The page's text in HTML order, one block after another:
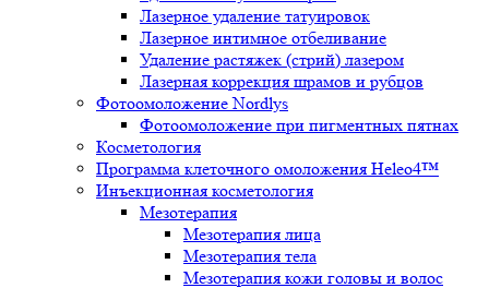
Лазерное удаление татуировок
Лазерное интимное отбеливание
Удаление растяжек (стрий) лазером
Лазерная коррекция шрамов и рубцов
Фотоомоложение Nordlys
Фотоомоложение при пигментных пятнах
Косметология
Программа клеточного омоложения Heleo4™
Инъекционная косметология
Мезотерапия
Мезотерапия лица
Мезотерапия тела
Мезотерапия кожи головы и волос